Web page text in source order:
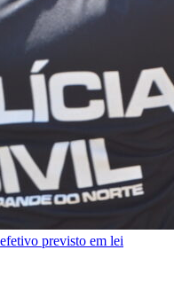
previsto em lei